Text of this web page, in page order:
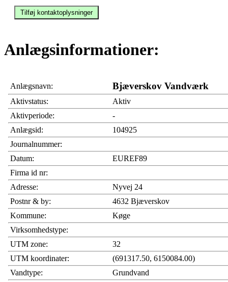
Anlægsinformationer:
Anlægsnavn: Bjæverskov Vandværk
Aktivstatus:
Aktiv
Aktivperiode:
-
Anlægsid:
104925
Journalnummer:
Datum:
EUREF89
Firma id nr:
Adresse:
Nyvej 24
Postnr & by:
4632 Bjæverskov
Kommune:
Køge
Virksomhedstype:
UTM zone:
32
UTM koordinater:
(691317.50, 6150084.00)
Vandtype:
Grundvand